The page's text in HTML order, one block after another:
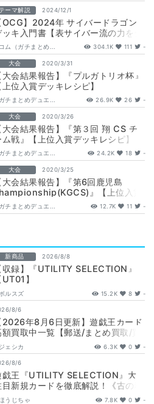
テーマ解説 2024/12/1
OCG】2024年 サイバードラゴン
ッキ入門書【表サイバー流の力を使
こなせ！】
ム（ガチまとめ... 304.1K 111 -
大会 2020/3/31
大会結果報告】『プルガトリオ杯』
上位入賞デッキレシピ】
チまとめデュエ... 26.9K 26 -
大会 2020/3/26
大会結果報告】『第３回 翔 CS チ
ム戦』【上位入賞デッキレシピ】
チまとめデュエ... 24.2K 18 -
大会 2020/3/25
大会結果報告】『第6回鹿児島
』【上位入賞
ッキレシピ】
チまとめデュエ... 12.7K 11 -
新商品 2026/8/8
収録】『UTILITY SELECTION』
UT01】
ルスズ 15.2K 8 -
8/6
2026年8月6日更新】遊戯王カード
額買取中一覧【郵送/まとめ買取/買
表/相場/レリーフ】
ェシカ 6.3K 0 -
8/6
戯王『UTILITY SELECTION』大
目新規カードを徹底解説！《古の秘
/聖なる心のバリア －マイン…
うじちゃ 7.8K 0 -